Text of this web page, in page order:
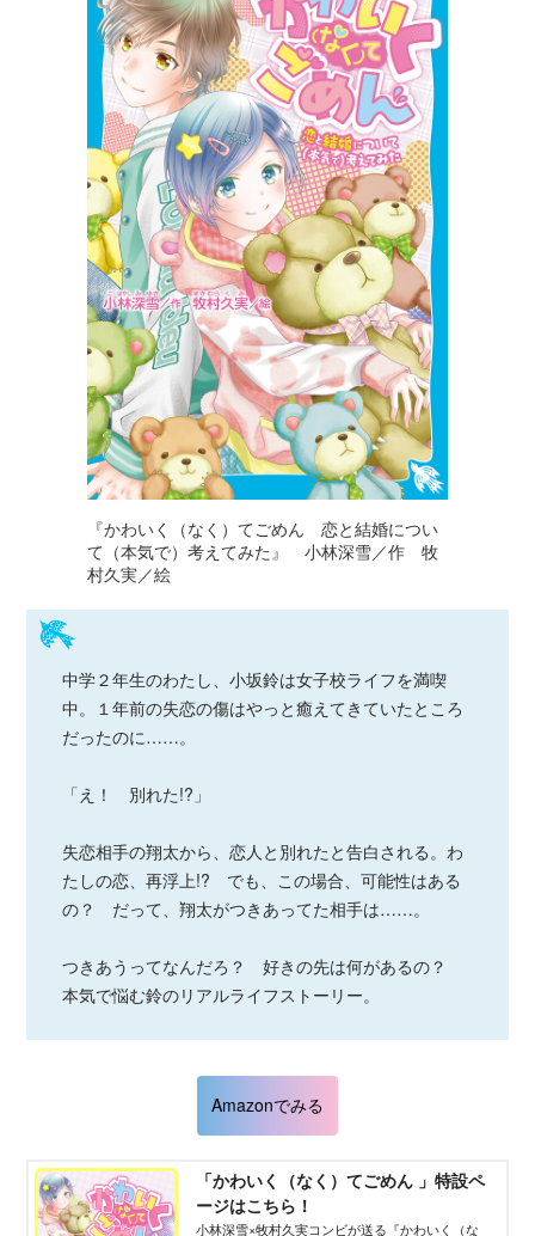
『かわいく（なく）てごめん 恋と結婚につい
て（本気で）考えてみた』 小林深雪／作 牧
村久実／絵
中学２年生のわたし、小坂鈴は女子校ライフを満喫
中。１年前の失恋の傷はやっと癒えてきていたところ
だったのに……。
「え！ 別れた!?」
失恋相手の翔太から、恋人と別れたと告白される。わ
たしの恋、再浮上!? でも、この場合、可能性はある
の？ だって、翔太がつきあってた相手は……。
つきあうってなんだろ？ 好きの先は何があるの？
本気で悩む鈴のリアルライフストーリー。
Amazonでみる
「かわいく（なく）てごめん 」特設ペ
ージはこちら！
小林深雪×牧村久実コンビが送る『かわいく（な